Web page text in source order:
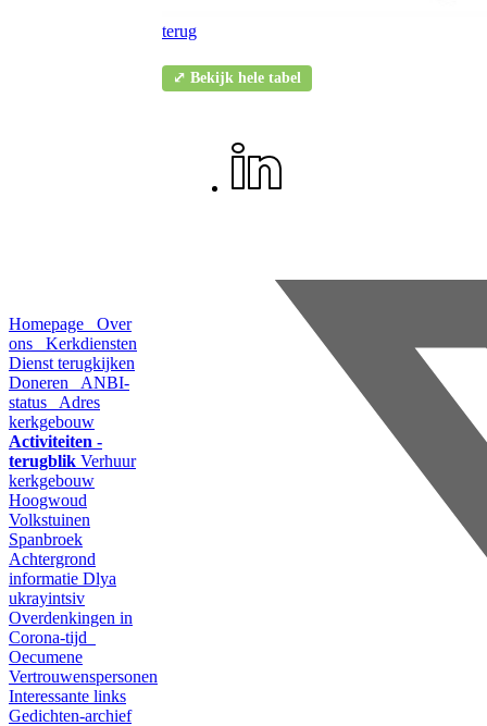
Homepage
Over
ons
Kerkdiensten
Dienst terugkijken
Doneren
ANBI-
status
Adres
kerkgebouw
Activiteiten -
terugblik Verhuur
kerkgebouw
Hoogwoud
Volkstuinen
Spanbroek
Achtergrond
informatie Dlya
ukrayintsiv
Overdenkingen in
Corona-tijd
Oecumene
Vertrouwenspersonen
Interessante links
Gedichten-archief
terug
⤢ Bekijk hele tabel